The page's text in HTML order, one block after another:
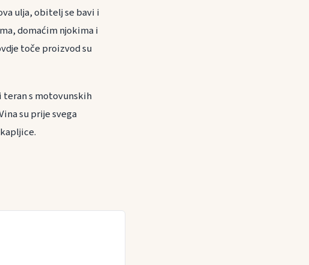
ulja, obitelj se bavi i
domaćim njokima i
toče proizvod su
teran s motovunskih
su prije svega